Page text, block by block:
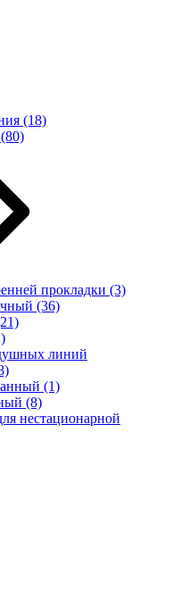
(18)
(80)
прокладки (3)
(36)
линий
(1)
(8)
нестационарной